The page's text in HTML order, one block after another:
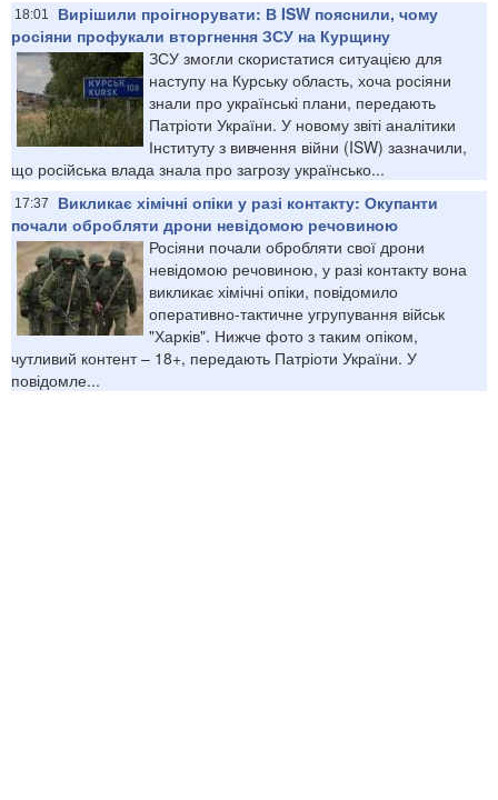
18:01
Вирішили проігнорувати: В ISW пояснили, чому
росіяни профукали вторгнення ЗСУ на Курщину
ЗСУ змогли скористатися ситуацією для
наступу на Курську область, хоча росіяни
знали про українські плани, передають
Патріоти України. У новому звіті аналітики
Інституту з вивчення війни (ISW) зазначили,
що російська влада знала про загрозу українсько...
17:37
Викликає хімічні опіки у разі контакту: Окупанти
почали обробляти дрони невідомою речовиною
Росіяни почали обробляти свої дрони
невідомою речовиною, у разі контакту вона
викликає хімічні опіки, повідомило
оперативно-тактичне угрупування військ
"Харків". Нижче фото з таким опіком,
чутливий контент – 18+, передають Патріоти України. У
повідомле...